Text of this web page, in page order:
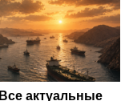
актуальные